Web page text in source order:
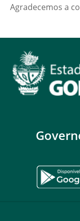
Agradecemos a